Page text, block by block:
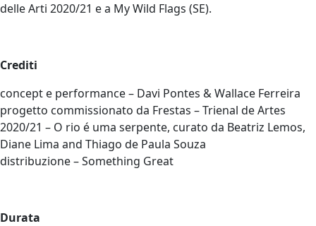
delle Arti 2020/21 e a My Wild Flags (SE).
Crediti
concept e performance – Davi Pontes & Wallace Ferreira
progetto commissionato da Frestas – Trienal de Artes
2020/21 – O rio é uma serpente, curato da Beatriz Lemos,
Diane Lima and Thiago de Paula Souza
distribuzione – Something Great
Durata